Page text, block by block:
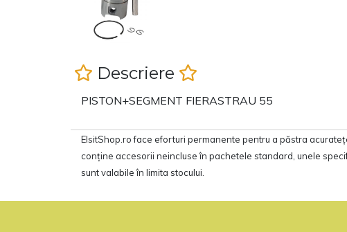
Descriere
PISTON+SEGMENT FIERASTRAU 55
ElsitShop.ro face eforturi permanente pentru a păstra
conţine accesorii neincluse în pachetele standard, unele
sunt valabile în limita stocului.